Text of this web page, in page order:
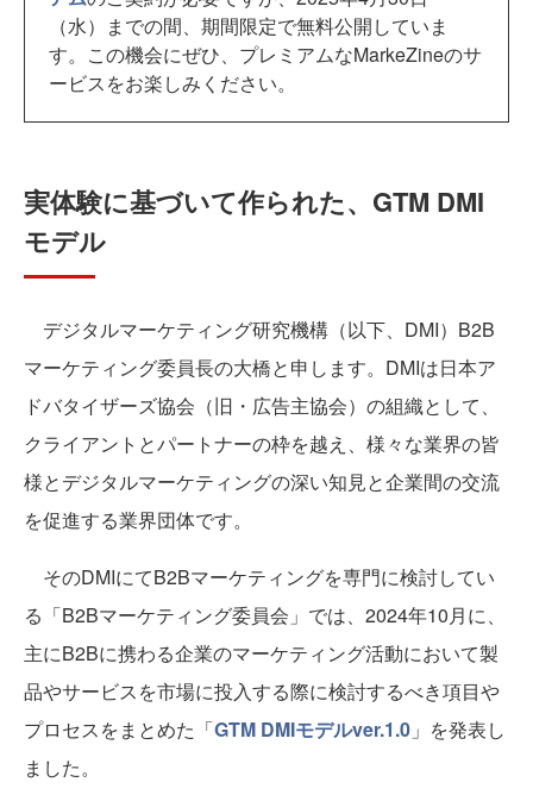
（水）までの間、期間限定で無料公開していま
す。この機会にぜひ、プレミアムなMarkeZineのサ
ービスをお楽しみください。
実体験に基づいて作られた、GTM DMI
モデル
デジタルマーケティング研究機構（以下、DMI）B2B
マーケティング委員長の大橋と申します。DMIは日本ア
ドバタイザーズ協会（旧・広告主協会）の組織として、
クライアントとパートナーの枠を越え、様々な業界の皆
様とデジタルマーケティングの深い知見と企業間の交流
を促進する業界団体です。
そのDMIにてB2Bマーケティングを専門に検討してい
る「B2Bマーケティング委員会」では、2024年10月に、
主にB2Bに携わる企業のマーケティング活動において製
品やサービスを市場に投入する際に検討するべき項目や
プロセスをまとめた「GTM DMIモデルver.1.0 」を発表し
ました。